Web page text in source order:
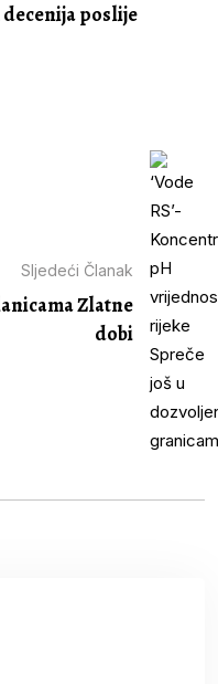
poslije
Sljedeći Članak
Zlatne
dobi